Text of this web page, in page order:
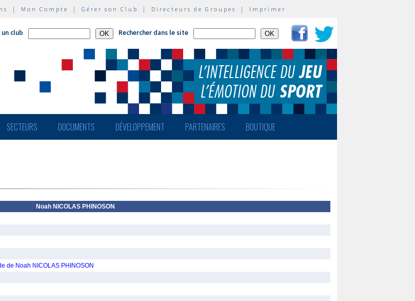
| Mon Compte | Gérer son Club | Directeurs de Groupes | Imprimer
un club Rechercher dans le site
SECTEURS DOCUMENTS DÉVELOPPEMENT PARTENAIRES BOUTIQUE
Noah NICOLAS PHINOSON
de Noah NICOLAS PHINOSON